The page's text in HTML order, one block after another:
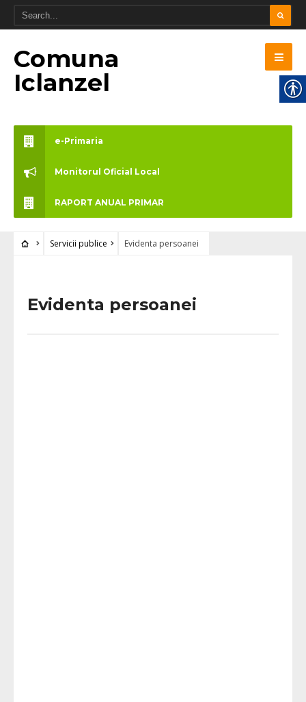
Comuna
Iclanzel
e-Primaria
Monitorul Oficial Local
RAPORT ANUAL PRIMAR
Servicii publice Evidenta persoanei
Evidenta persoanei